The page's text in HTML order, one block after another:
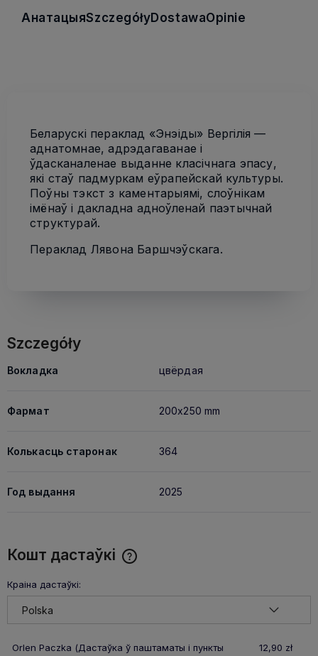
АнатацыяSzczegółyDostawaOpinie
Беларускі пераклад «Энэіды» Вергілія —
аднатомнае, адрэдагаванае і
ўдасканаленае выданне класічнага эпасу,
які стаў падмуркам еўрапейскай культуры.
Поўны тэкст з каментарыямі, слоўнікам
імёнаў і дакладна адноўленай паэтычнай
структурай.
Пераклад Лявона Баршчэўскага.
Szczegóły
Вокладка цвёрдая
Фармат 200x250 mm
Колькасць старонак 364
Год выдання 2025
Кошт дастаўкі
Краіна дастаўкі:
Orlen Paczka (Дастаўка ў паштаматы і пункты
12,90 zł